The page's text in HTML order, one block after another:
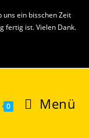
ein bisschen Zeit
fertig ist. Vielen Dank.
0 Menü